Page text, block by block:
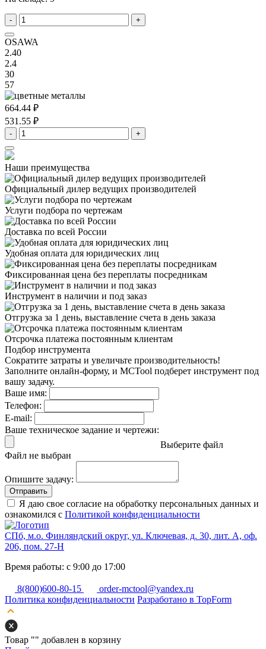
- +
OSAWA
2.40
2.4
30
57
664.44 ₽
531.55 ₽
- +
Наши преимущества
Официальный дилер ведущих производителей
Услуги подбора по чертежам
Доставка по всей России
Удобная оплата для юридических лиц
Фиксированная цена без переплаты посредникам
Инструмент в наличии и под заказ
Отгрузка за 1 день, выставление счета в день заказа
Отсрочка платежа постоянным клиентам
Подбор инструмента
Сократите затраты и увеличьте производительность!
Заполните онлайн-форму, и MCTool подберет инструмент под
вашу задачу.
Ваше имя:
Телефон:
E-mail:
Ваше техническое задание и чертежи:
Выберите файл
Файл не выбран
Опишите задачу:
Отправить
Я даю свое согласие на обработку персональных данных и
ознакомился с Политикой конфиденциальности
СПб, м.о. Финляндский округ, ул. Ключевая, д. 30, лит. А, оф.
206, пом. 27-Н
Время работы: с 9:00 до 17:00
8(800)600-80-15
order-mctool@yandex.ru
Политика конфиденциальности Разработано в TopForm
Товар "" добавлен в корзину